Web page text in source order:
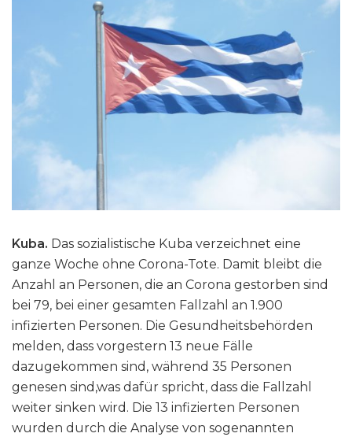
Kuba. Das sozialistische Kuba verzeichnet eine
ganze Woche ohne Corona-Tote. Damit bleibt die
Anzahl an Personen, die an Corona gestorben sind
bei 79, bei einer gesamten Fallzahl an 1.900
infizierten Personen. Die Gesundheitsbehörden
melden, dass vorgestern 13 neue Fälle
dazugekommen sind, während 35 Personen
genesen sind,was dafür spricht, dass die Fallzahl
weiter sinken wird. Die 13 infizierten Personen
wurden durch die Analyse von sogenannten